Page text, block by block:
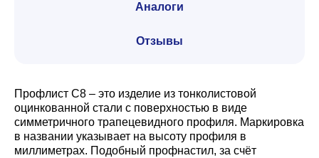
Аналоги
Отзывы
Профлист С8 – это изделие из тонколистовой
оцинкованной стали с поверхностью в виде
симметричного трапецевидного профиля. Маркировка
в названии указывает на высоту профиля в
миллиметрах. Подобный профнастил, за счёт